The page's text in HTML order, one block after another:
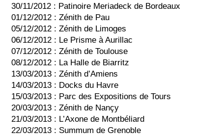
30/11/2012 : Patinoire Meriadeck de Bordeaux
01/12/2012 : Zénith de Pau
05/12/2012 : Zénith de Limoges
06/12/2012 : Le Prisme à Aurillac
07/12/2012 : Zénith de Toulouse
08/12/2012 : La Halle de Biarritz
13/03/2013 : Zénith d’Amiens
14/03/2013 : Docks du Havre
15/03/2013 : Parc des Expositions de Tours
20/03/2013 : Zénith de Nançy
21/03/2013 : L’Axone de Montbéliard
22/03/2013 : Summum de Grenoble